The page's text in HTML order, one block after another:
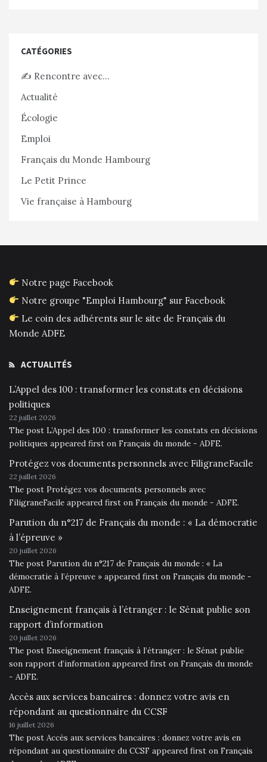
CATÉGORIES
✍️ Rencontre avec…
Actualité
Écologie
Emploi
Français du Monde Hambourg
Le Petit Prince
Vie française à Hambourg
Notre page Facebook
Notre groupe "Emploi Hambourg" sur Facebook
Le coin des adhérents sur le site de Français du
Monde ADFE
ACTUALITÉS
L’Appel des 100 : transformer les constats en décisions
politiques
22 juillet 2026
The post L’Appel des 100 : transformer les constats en décisions
politiques appeared first on Français du monde - ADFE.
Protégez vos documents personnels avec FiligraneFacile
22 juillet 2026
The post Protégez vos documents personnels avec
FiligraneFacile appeared first on Français du monde - ADFE.
Parution du n°217 de Français du monde : « La démocratie
à l’épreuve »
20 juillet 2026
The post Parution du n°217 de Français du monde : « La
démocratie à l’épreuve » appeared first on Français du monde -
ADFE.
Enseignement français à l’étranger : le Sénat publie son
rapport d’information
20 juillet 2026
The post Enseignement français à l’étranger : le Sénat publie
son rapport d’information appeared first on Français du monde
- ADFE.
Accès aux services bancaires : donnez votre avis en
répondant au questionnaire du CCSF
16 juillet 2026
The post Accès aux services bancaires : donnez votre avis en
répondant au questionnaire du CCSF appeared first on Français